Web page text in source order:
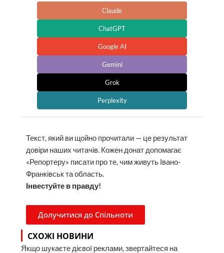
Claude
ChatGPT
Google AI
Gemini
Grok
Perplexity
Текст, який ви щойно прочитали — це результат
довіри наших читачів. Кожен донат допомагає
«Репортеру» писати про те, чим живуть Івано-
Франківськ та область.
Інвестуйте в правду!
Долучитися до Спільноти
СХОЖІ НОВИНИ
Якщо шукаєте дієвої реклами, звертайтеся на